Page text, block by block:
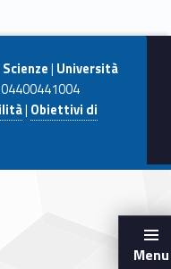
Menu
| Università
04400441004
| Obiettivi di